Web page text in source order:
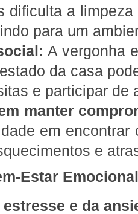
dificulta a
para um
A vergonha
da casa
e participar de
manter
em encontrar
e
Estar
e da